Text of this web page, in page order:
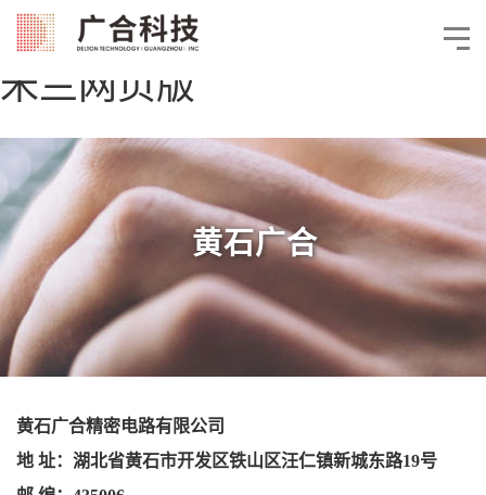
米兰网页版
黄石广合
黄石广合精密电路有限公司
地 址：湖北省黄石市开发区铁山区汪仁镇新城东路19号